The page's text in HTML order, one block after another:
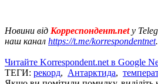
Новини від Корреспондент.net у
наш канал https://t.me/korrespondentnet.
Читайте Korrespondent.net в Google
ТЕГИ: рекорд, Антарктида,